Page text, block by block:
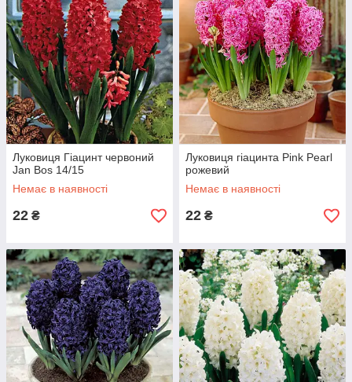
Луковиця Гіацинт червоний
Jan Bos 14/15
Немає в наявності
22 ₴
Луковиця гіацинта Pink Pearl
рожевий
Немає в наявності
22 ₴